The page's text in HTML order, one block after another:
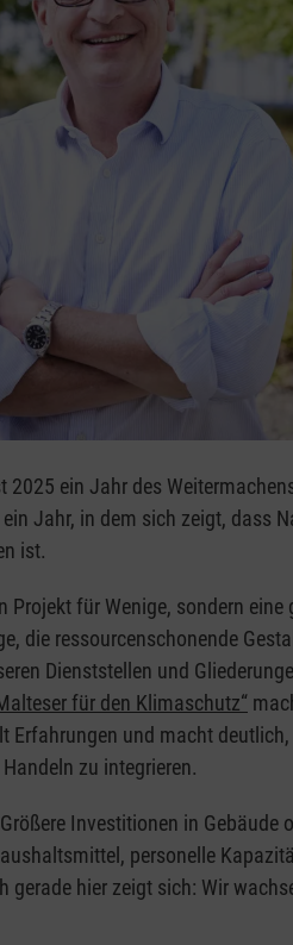
ein Jahr des
Jahr, in dem sich zeigt, dass
ist.
für Wenige, sondern
die ressourcenschonende
Dienststellen und
für den Klimaschutz“
Erfahrungen und macht
zu integrieren.
Investitionen in Gebäude
personelle
gerade hier zeigt sich: Wir